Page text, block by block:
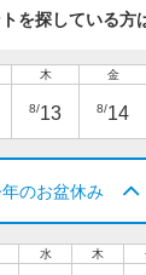
を探している方
木
8/13
金
8/14
のお盆休み
水 木